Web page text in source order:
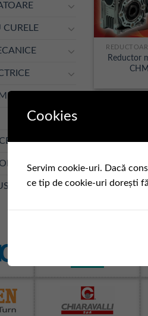
CURELE
Reductor
Cookies
Servim cookie-uri. Dacă
ce tip de cookie-uri dorești